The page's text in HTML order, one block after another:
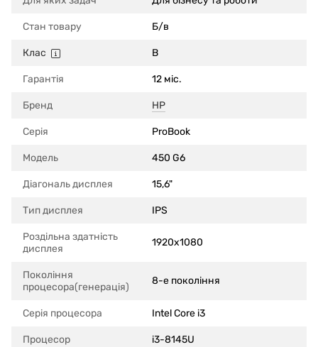
Стан товару Б/в
Клас B
Гарантія 12 міс.
Бренд HP
Серія ProBook
Модель 450 G6
Діагональ дисплея 15,6"
Тип дисплея IPS
Роздільна здатність
дисплея
1920x1080
Покоління
процесора(генерація)
8-е покоління
Серія процесора Intel Core i3
Процесор i3-8145U